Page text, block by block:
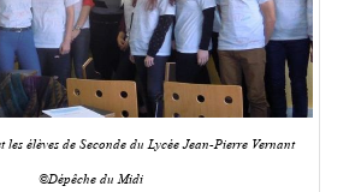
élèves de Seconde du Lycée Jean-Pierre Vernant
©Dépêche du Midi